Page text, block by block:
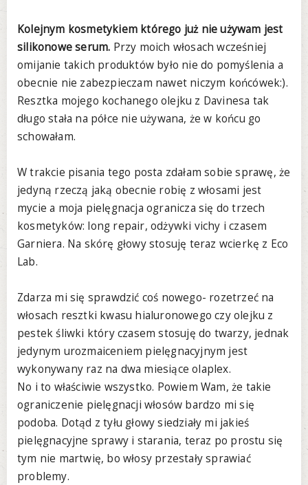
Kolejnym kosmetykiem którego już nie używam jest
silikonowe serum. Przy moich włosach wcześniej
omijanie takich produktów było nie do pomyślenia a
obecnie nie zabezpieczam nawet niczym końcówek:).
Resztka mojego kochanego olejku z Davinesa tak
długo stała na półce nie używana, że w końcu go
schowałam.
W trakcie pisania tego posta zdałam sobie sprawę, że
jedyną rzeczą jaką obecnie robię z włosami jest
mycie a moja pielęgnacja ogranicza się do trzech
kosmetyków: long repair, odżywki vichy i czasem
Garniera. Na skórę głowy stosuję teraz wcierkę z Eco
Lab.
Zdarza mi się sprawdzić coś nowego- rozetrzeć na
włosach resztki kwasu hialuronowego czy olejku z
pestek śliwki który czasem stosuję do twarzy, jednak
jedynym urozmaiceniem pielęgnacyjnym jest
wykonywany raz na dwa miesiące olaplex.
No i to właściwie wszystko. Powiem Wam, że takie
ograniczenie pielęgnacji włosów bardzo mi się
podoba. Dotąd z tyłu głowy siedziały mi jakieś
pielęgnacyjne sprawy i starania, teraz po prostu się
tym nie martwię, bo włosy przestały sprawiać
problemy.